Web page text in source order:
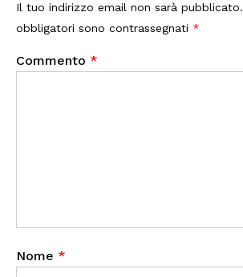
Il tuo indirizzo email non sarà pubblicato.
obbligatori sono contrassegnati *
Commento *
Nome *